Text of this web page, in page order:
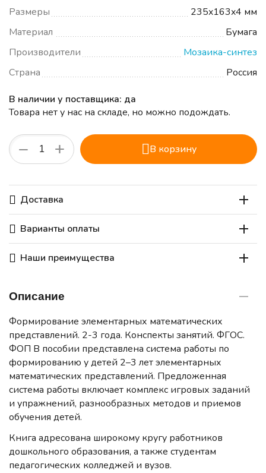
Размеры
235x163x4 мм
Материал
Бумага
Производители
Мозаика-синтез
Страна
Россия
В наличии у поставщика: да
Товара нет у нас на складе, но можно подождать.
+
− В корзину
Доставка
Варианты оплаты
Наши преимущества
Описание
Формирование элементарных математических
представлений. 2-3 года. Конспекты занятий. ФГОС.
ФОП В пособии представлена система работы по
формированию у детей 2–3 лет элементарных
математических представлений. Предложенная
система работы включает комплекс игровых заданий
и упражнений, разнообразных методов и приемов
обучения детей.
Книга адресована широкому кругу работников
дошкольного образования, а также студентам
педагогических колледжей и вузов.